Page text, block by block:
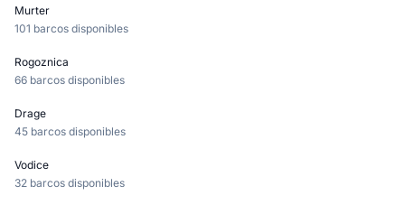
Murter
101 barcos disponibles
Rogoznica
66 barcos disponibles
Drage
45 barcos disponibles
Vodice
32 barcos disponibles